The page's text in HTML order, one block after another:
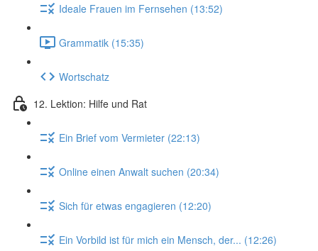
Ideale Frauen im Fernsehen (13:52)
Grammatik (15:35)
Wortschatz
12. Lektion: Hilfe und Rat
Ein Brief vom Vermieter (22:13)
Online einen Anwalt suchen (20:34)
Sich für etwas engagieren (12:20)
Ein Vorbild ist für mich ein Mensch, der... (12:26)